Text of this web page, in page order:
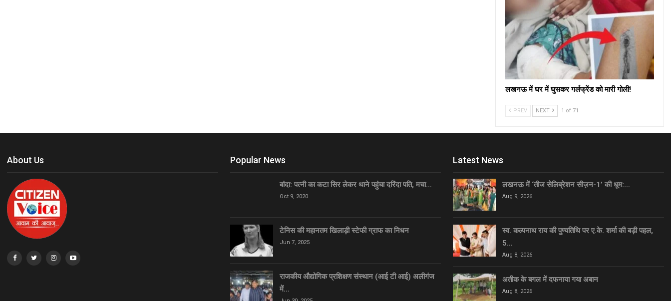
लखनऊ में घर में घुसकर गर्लफ्रेंड को मारी गोली!
PREV NEXT 1 of 71
About Us Popular News
बांदा: पत्नी का कटा सिर लेकर थाने पहुंचा दरिंदा पति, मचा…
Oct 9, 2020
टेनिस की महानतम खिलाड़ी स्टेफी ग्राफ का निधन
Jun 7, 2025
राजकीय औद्योगिक प्रशिक्षण संस्थान (आई टी आई) अलीगंज
में…
Latest News
लखनऊ में ‘तीज सेलिब्रेशन सीज़न-1’ की धूम:…
Aug 9, 2026
स्व. कल्पनाथ राय की पुण्यतिथि पर ए.के. शर्मा की बड़ी पहल,
5…
Aug 8, 2026
अतीक के बगल में दफनाया गया अबान
Aug 8, 2026